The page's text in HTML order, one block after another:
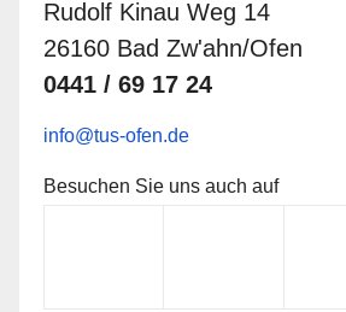
Rudolf Kinau Weg 14
26160 Bad Zw'ahn/Ofen
0441 / 69 17 24
info@tus-ofen.de
Besuchen Sie uns auch auf